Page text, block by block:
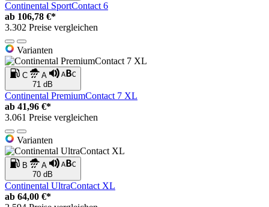
Continental SportContact 6
ab 106,78 €*
3.302 Preise vergleichen
Varianten
C
A
71 dB
Continental PremiumContact 7 XL
ab 41,96 €*
3.061 Preise vergleichen
Varianten
B
A
70 dB
Continental UltraContact XL
ab 64,00 €*